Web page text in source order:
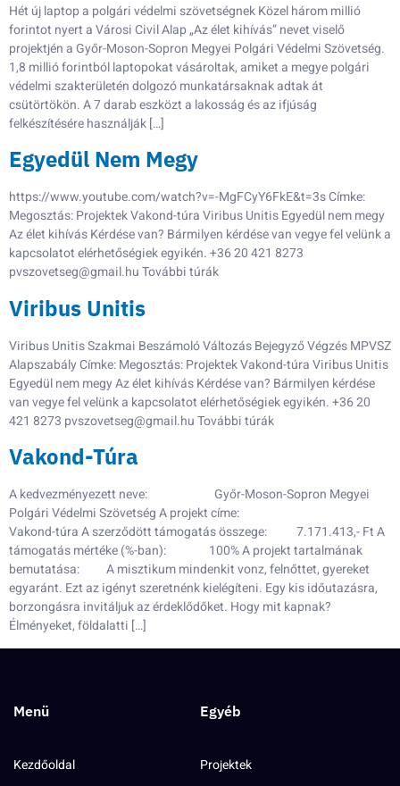
Hét új laptop a polgári védelmi szövetségnek Közel három millió
forintot nyert a Városi Civil Alap „Az élet kihívás” nevet viselő
projektjén a Győr-Moson-Sopron Megyei Polgári Védelmi Szövetség.
1,8 millió forintból laptopokat vásároltak, amiket a megye polgári
védelmi szakterületén dolgozó munkatársaknak adtak át
csütörtökön. A 7 darab eszközt a lakosság és az ifjúság
felkészítésére használják […]
Egyedül Nem Megy
https://www.youtube.com/watch?v=-MgFCyY6FkE&t=3s Címke:
Megosztás: Projektek Vakond-túra Viribus Unitis Egyedül nem megy
Az élet kihívás Kérdése van? Bármilyen kérdése van vegye fel velünk a
kapcsolatot elérhetőségiek egyikén. +36 20 421 8273
pvszovetseg@gmail.hu További túrák
Viribus Unitis
Viribus Unitis Szakmai Beszámoló Változás Bejegyző Végzés MPVSZ
Alapszabály Címke: Megosztás: Projektek Vakond-túra Viribus Unitis
Egyedül nem megy Az élet kihívás Kérdése van? Bármilyen kérdése
van vegye fel velünk a kapcsolatot elérhetőségiek egyikén. +36 20
421 8273 pvszovetseg@gmail.hu További túrák
Vakond-Túra
A kedvezményezett neve: Győr-Moson-Sopron Megyei
Polgári Védelmi Szövetség A projekt címe:
Vakond-túra A szerződött támogatás összege: 7.171.413,- Ft A
támogatás mértéke (%-ban): 100% A projekt tartalmának
bemutatása: A misztikum mindenkit vonz, felnőttet, gyereket
egyaránt. Ezt az igényt szeretnénk kielégíteni. Egy kis időutazásra,
borzongásra invitáljuk az érdeklődőket. Hogy mit kapnak?
Élményeket, földalatti […]
Menü
Kezdőoldal
Egyéb
Projektek